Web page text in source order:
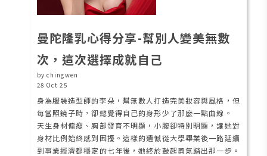
曼陀隆乳心得分享-幫別人變美無數
次，這次選擇成就自己
by chingwen
28 Oct 25
身為服裝造型師的李朵，幫無數人打造完美妝容與風格，但
每當照鏡子時，卻總覺得自己的身形少了那麼一點曲線。
天生身材偏瘦、胸部發育不明顯，小腹卻特別明顯，讓她對
身材比例始終感到困擾。這樣的遺憾從大學畢業後一路延續
到事業經濟都穩定的七年後，她終於鼓起勇氣踏出那一步。